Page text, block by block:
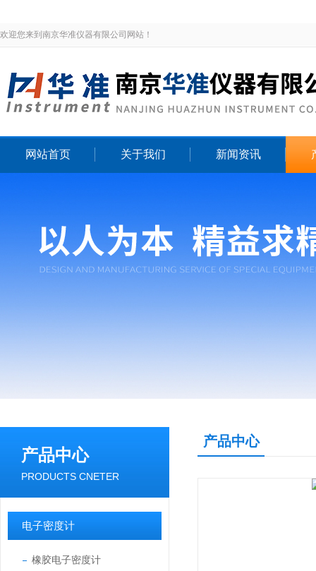
欢迎您来到南京华准仪器有限公司网站！
网站首页 关于我们 新闻资讯
产品中心
PRODUCTS CNETER
电子密度计
橡胶电子密度计
产品中心